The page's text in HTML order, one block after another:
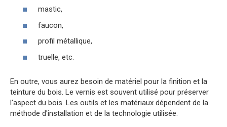
mastic,
faucon,
profil métallique,
truelle, etc.
En outre, vous aurez besoin de matériel pour la finition et la
teinture du bois. Le vernis est souvent utilisé pour préserver
l'aspect du bois. Les outils et les matériaux dépendent de la
méthode d'installation et de la technologie utilisée.